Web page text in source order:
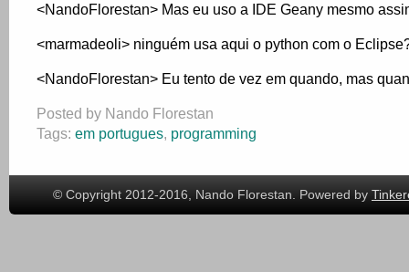
<NandoFlorestan> Mas eu uso a IDE Geany mesmo
<marmadeoli> ninguém usa aqui o python com o
<NandoFlorestan> Eu tento de vez em quando, mas
Posted by Nando Florestan
Tags: em portugues, programming
© Copyright 2012-2016, Nando Florestan. Powered by